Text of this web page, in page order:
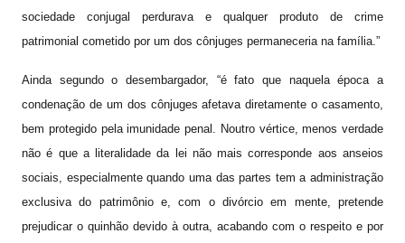
sociedade conjugal perdurava e qualquer produto de crime
patrimonial cometido por um dos cônjuges permaneceria na família.”
Ainda segundo o desembargador, “é fato que naquela época a
condenação de um dos cônjuges afetava diretamente o casamento,
bem protegido pela imunidade penal. Noutro vértice, menos verdade
não é que a literalidade da lei não mais corresponde aos anseios
sociais, especialmente quando uma das partes tem a administração
exclusiva do patrimônio e, com o divórcio em mente, pretende
prejudicar o quinhão devido à outra, acabando com o respeito e por